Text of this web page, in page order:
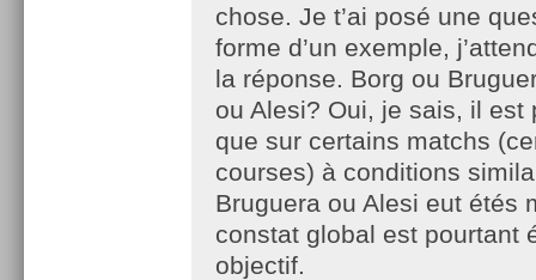
chose. Je t’ai posé une
forme d’un exemple,
la réponse. Borg ou
ou Alesi? Oui, je sais, il est
que sur certains matchs
courses) à conditions
Bruguera ou Alesi eut étés
constat global est pourtant
objectif.